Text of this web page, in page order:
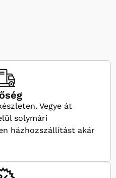
Vegye át
solymári
házhozszállítást akár